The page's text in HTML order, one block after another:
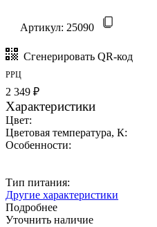
Артикул: 25090
Сгенерировать QR-код
РРЦ
2 349 ₽
Характеристики
Цвет:
Цветовая температура, К:
Особенности:
Тип питания:
Другие характеристики
Подробнее
Уточнить наличие